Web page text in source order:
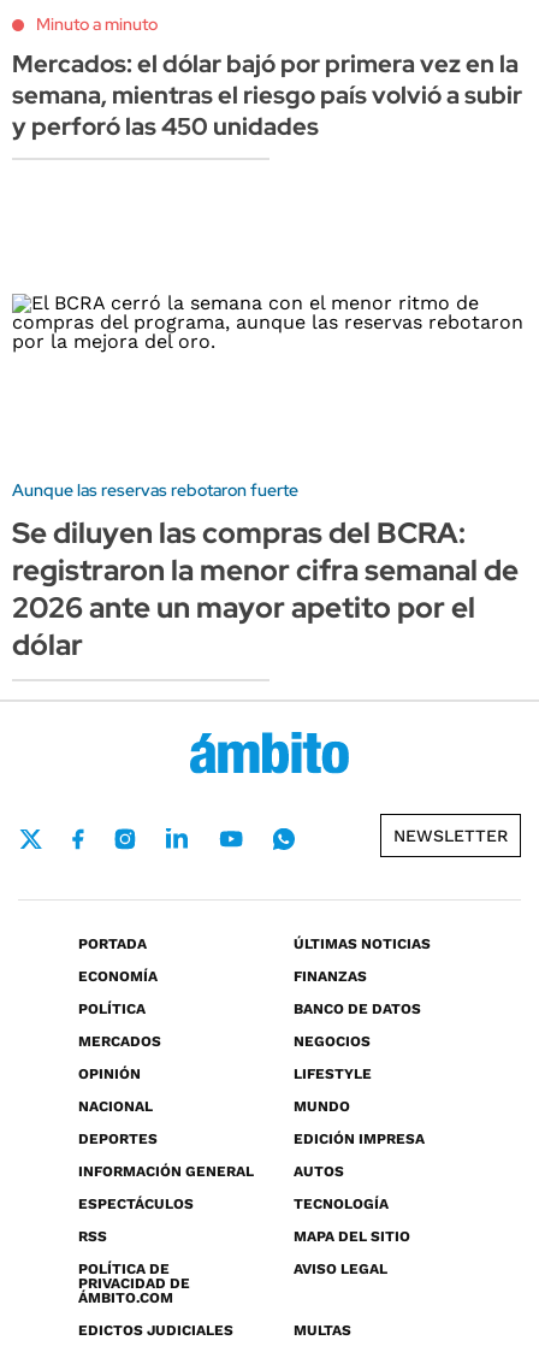
Minuto a minuto
Mercados: el dólar bajó por primera vez en la
semana, mientras el riesgo país volvió a subir
y perforó las 450 unidades
Aunque las reservas rebotaron fuerte
Se diluyen las compras del BCRA:
registraron la menor cifra semanal de
2026 ante un mayor apetito por el
dólar
NEWSLETTER
PORTADA
ÚLTIMAS NOTICIAS
ECONOMÍA
FINANZAS
POLÍTICA
BANCO DE DATOS
MERCADOS
NEGOCIOS
OPINIÓN
LIFESTYLE
NACIONAL
MUNDO
DEPORTES
EDICIÓN IMPRESA
INFORMACIÓN GENERAL
AUTOS
ESPECTÁCULOS
TECNOLOGÍA
RSS
MAPA DEL SITIO
POLÍTICA DE
PRIVACIDAD DE
ÁMBITO.COM
AVISO LEGAL
EDICTOS JUDICIALES MULTAS